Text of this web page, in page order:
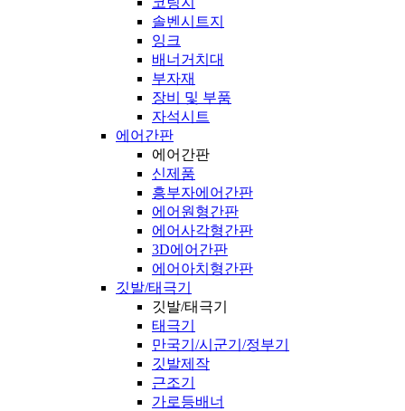
솔벤시트지
잉크
배너거치대
부자재
장비 및 부품
자석시트
에어간판
에어간판
신제품
흥부자에어간판
에어원형간판
에어사각형간판
3D에어간판
에어아치형간판
깃발/태극기
깃발/태극기
태극기
만국기/시군기/정부기
깃발제작
근조기
가로등배너